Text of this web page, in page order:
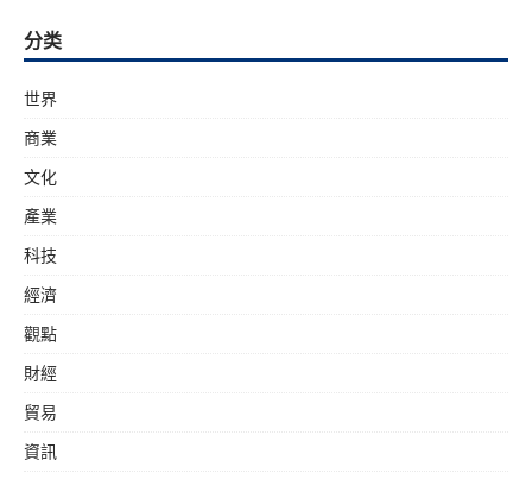
分类
世界
商業
文化
產業
科技
經濟
觀點
財經
貿易
資訊